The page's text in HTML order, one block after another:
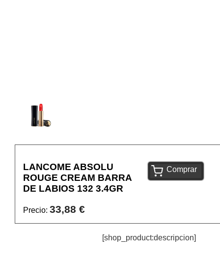
LANCOME ABSOLU
ROUGE CREAM BARRA
DE LABIOS 132 3.4GR
Precio: 33,88 €
Comprar
[shop_product:descripcion]